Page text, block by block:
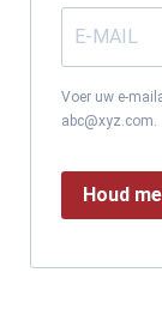
Voer uw e-
abc@xyz.com.
Houd